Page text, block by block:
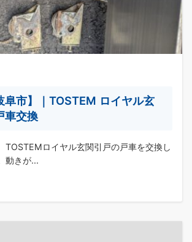
阜市】｜TOSTEM ロイヤル玄
車交換
TOSTEMロイヤル玄関引戸の戸車を交換し
動きが...